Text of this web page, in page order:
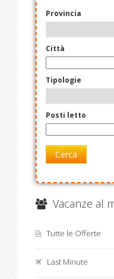
Provincia
Città
Tipologie
Posti letto
Cerca
Vacanze al
Tutte le Offerte
Last Minute